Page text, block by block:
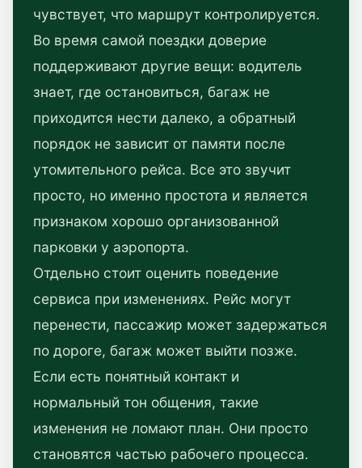
чувствует, что маршрут контролируется.
Во время самой поездки доверие
поддерживают другие вещи: водитель
знает, где остановиться, багаж не
приходится нести далеко, а обратный
порядок не зависит от памяти после
утомительного рейса. Все это звучит
просто, но именно простота и является
признаком хорошо организованной
парковки у аэропорта.
Отдельно стоит оценить поведение
сервиса при изменениях. Рейс могут
перенести, пассажир может задержаться
по дороге, багаж может выйти позже.
Если есть понятный контакт и
нормальный тон общения, такие
изменения не ломают план. Они просто
становятся частью рабочего процесса.